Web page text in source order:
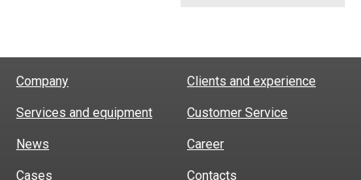
Company
Services and equipment
News
Cases
Clients and experience
Customer Service
Career
Contacts